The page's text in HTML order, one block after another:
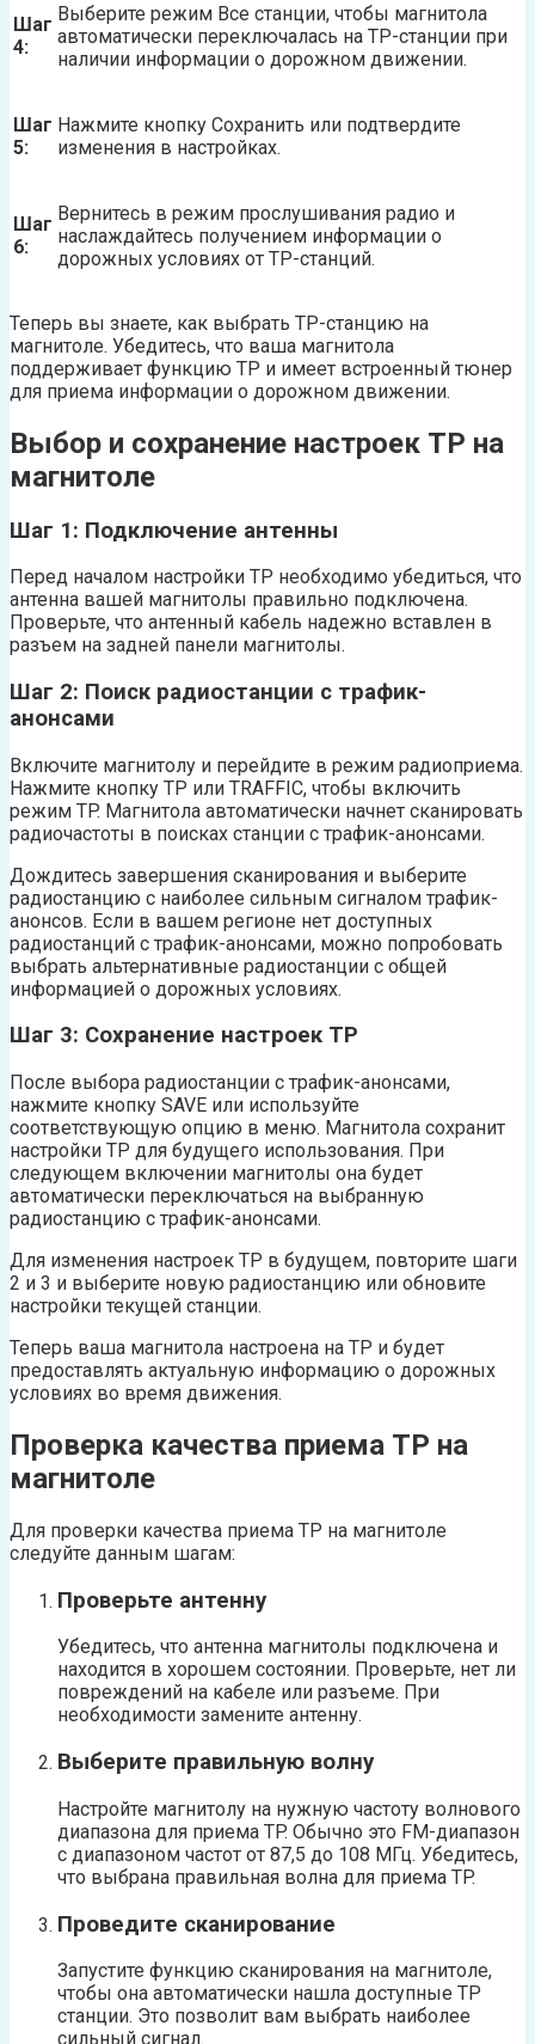
Шаг
4:
Выберите режим Все станции, чтобы магнитола
автоматически переключалась на TP-станции при
наличии информации о дорожном движении.
Шаг
5:
Нажмите кнопку Сохранить или подтвердите
изменения в настройках.
Шаг
6:
Вернитесь в режим прослушивания радио и
наслаждайтесь получением информации о
дорожных условиях от TP-станций.
Теперь вы знаете, как выбрать TP-станцию на
магнитоле. Убедитесь, что ваша магнитола
поддерживает функцию TP и имеет встроенный тюнер
для приема информации о дорожном движении.
Выбор и сохранение настроек TP на
магнитоле
Шаг 1: Подключение антенны
Перед началом настройки TP необходимо убедиться, что
антенна вашей магнитолы правильно подключена.
Проверьте, что антенный кабель надежно вставлен в
разъем на задней панели магнитолы.
Шаг 2: Поиск радиостанции с трафик-
анонсами
Включите магнитолу и перейдите в режим радиоприема.
Нажмите кнопку TP или TRAFFIC, чтобы включить
режим TP. Магнитола автоматически начнет сканировать
радиочастоты в поисках станции с трафик-анонсами.
Дождитесь завершения сканирования и выберите
радиостанцию с наиболее сильным сигналом трафик-
анонсов. Если в вашем регионе нет доступных
радиостанций с трафик-анонсами, можно попробовать
выбрать альтернативные радиостанции с общей
информацией о дорожных условиях.
Шаг 3: Сохранение настроек TP
После выбора радиостанции с трафик-анонсами,
нажмите кнопку SAVE или используйте
соответствующую опцию в меню. Магнитола сохранит
настройки TP для будущего использования. При
следующем включении магнитолы она будет
автоматически переключаться на выбранную
радиостанцию с трафик-анонсами.
Для изменения настроек TP в будущем, повторите шаги
2 и 3 и выберите новую радиостанцию или обновите
настройки текущей станции.
Теперь ваша магнитола настроена на TP и будет
предоставлять актуальную информацию о дорожных
условиях во время движения.
Проверка качества приема TP на
магнитоле
Для проверки качества приема TP на магнитоле
следуйте данным шагам:
Проверьте антенну
Убедитесь, что антенна магнитолы подключена и
находится в хорошем состоянии. Проверьте, нет ли
повреждений на кабеле или разъеме. При
необходимости замените антенну.
Выберите правильную волну
Настройте магнитолу на нужную частоту волнового
диапазона для приема TP. Обычно это FM-диапазон
с диапазоном частот от 87,5 до 108 МГц. Убедитесь,
что выбрана правильная волна для приема TP.
Проведите сканирование
Запустите функцию сканирования на магнитоле,
чтобы она автоматически нашла доступные TP
станции. Это позволит вам выбрать наиболее
сильный сигнал.